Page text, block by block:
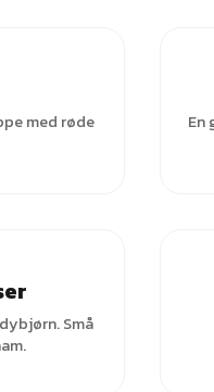
med røde
En
Små